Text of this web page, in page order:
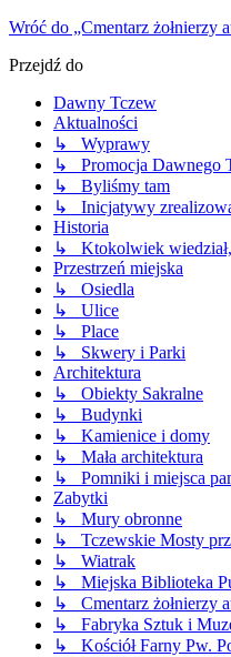
Wróć do „Cmentarz żołnierzy
Przejdź do
Dawny Tczew
Aktualności
↳ Wyprawy
↳ Promocja Dawnego
↳ Byliśmy tam
↳ Inicjatywy
Historia
↳ Ktokolwiek
Przestrzeń miejska
↳ Osiedla
↳ Ulice
↳ Place
↳ Skwery i Parki
Architektura
↳ Obiekty Sakralne
↳ Budynki
↳ Kamienice i domy
↳ Mała architektura
↳ Pomniki i miejsca
Zabytki
↳ Mury obronne
↳ Tczewskie Mosty
↳ Wiatrak
↳ Miejska Biblioteka
↳ Cmentarz żołnierzy
↳ Fabryka Sztuk i
↳ Kościół Farny Pw.